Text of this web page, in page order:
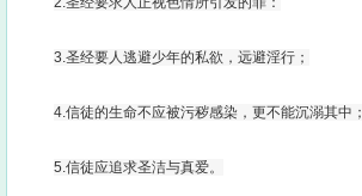
3.圣经要人逃避少年的私欲，远避淫行；
4.信徒的生命不应被污秽感染，更不能沉溺其中；
5.信徒应追求圣洁与真爱。